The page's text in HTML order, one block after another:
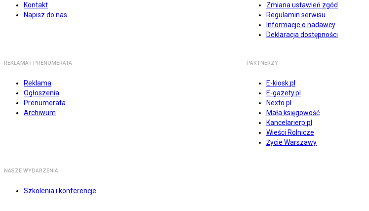
Kontakt
Napisz do nas
Zmiana ustawień zgód
Regulamin serwisu
Informacje o nadawcy
Deklaracja dostępności
REKLAMA I PRENUMERATA
Reklama
Ogłoszenia
Prenumerata
Archiwum
PARTNERZY
E-kiosk.pl
E-gazety.pl
Nexto.pl
Mała księgowość
Kancelarierp.pl
Wieści Rolnicze
Życie Warszawy
NASZE WYDARZENIA
Szkolenia i konferencje